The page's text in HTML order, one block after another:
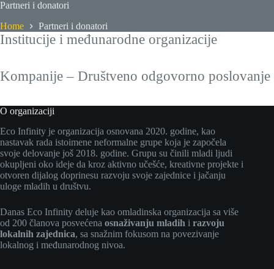
Partneri i donatori
Home Partneri i donatori
Institucije i međunarodne organizacije
Kompanije – Društveno odgovorno poslovanje
O organizaciji
Eco Infinity je organizacija osnovana 2020. godine, kao
nastavak rada istoimene neformalne grupe koja je započela
svoje delovanje još 2018. godine. Grupu su činili mladi ljudi
okupljeni oko ideje da kroz aktivno učešće, kreativne projekte i
otvoren dijalog doprinesu razvoju svoje zajednice i jačanju
uloge mladih u društvu.
Danas Eco Infinity deluje kao omladinska organizacija sa više
od 200 članova posvećena osnaživanju mladih i razvoju
lokalnih zajednica, sa snažnim fokusom na povezivanje
lokalnog i međunarodnog nivoa.